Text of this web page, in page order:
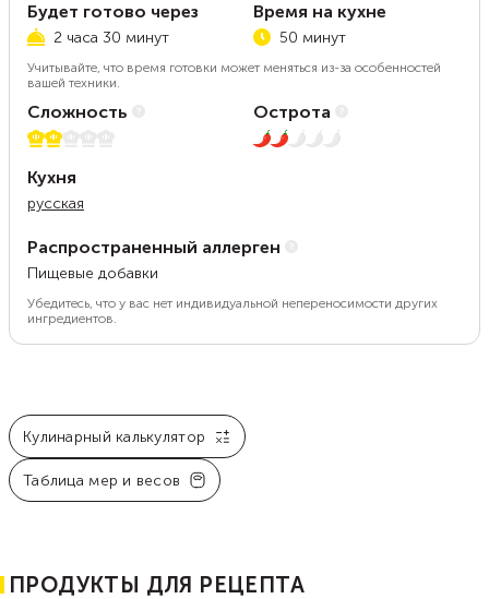
Будет готово через
2 часа 30 минут
Время на кухне
50 минут
Учитывайте, что время готовки может меняться из-за особенностей
вашей техники.
Сложность
2 из 5
Острота
2 из 5
Кухня
русская
Распространенный аллерген
Пищевые добавки
Убедитесь, что у вас нет индивидуальной непереносимости других
ингредиентов.
Кулинарный калькулятор
Таблица мер и весов
ПРОДУКТЫ ДЛЯ РЕЦЕПТА